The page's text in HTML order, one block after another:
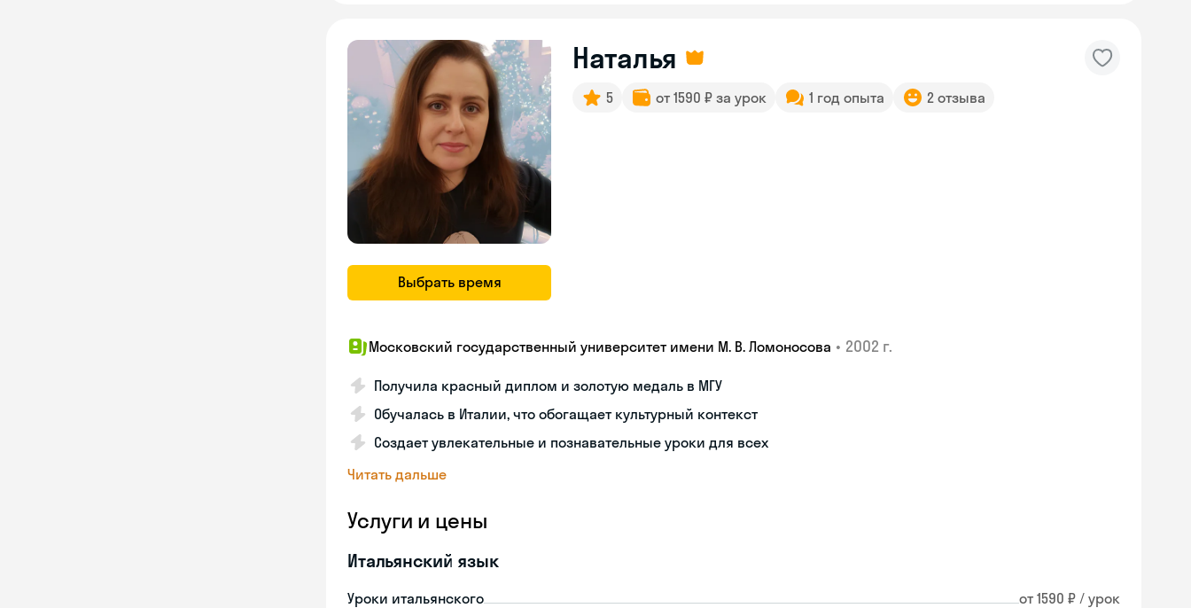
Выбрать время
Наталья
5 от 1590 ₽ за урок 1 год опыта 2 отзыва
Московский государственный университет имени М. В. Ломоносова • 2002 г.
Получила красный диплом и золотую медаль в МГУ
Обучалась в Италии, что обогащает культурный контекст
Создает увлекательные и познавательные уроки для всех
Читать дальше
Услуги и цены
Итальянский язык
Уроки итальянского от 1590 ₽ / урок